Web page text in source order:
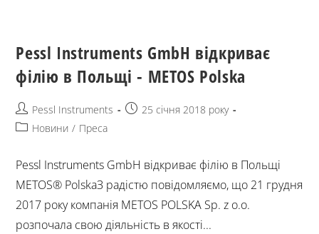
Pessl Instruments GmbH відкриває
філію в Польщі - METOS Polska
Pessl Instruments
25 січня 2018 року
Новини / Преса
Pessl Instruments GmbH відкриває філію в Польщі
METOS® PolskaЗ радістю повідомляємо, що 21 грудня
2017 року компанія METOS POLSKA Sp. z o.o.
розпочала свою діяльність в якості...